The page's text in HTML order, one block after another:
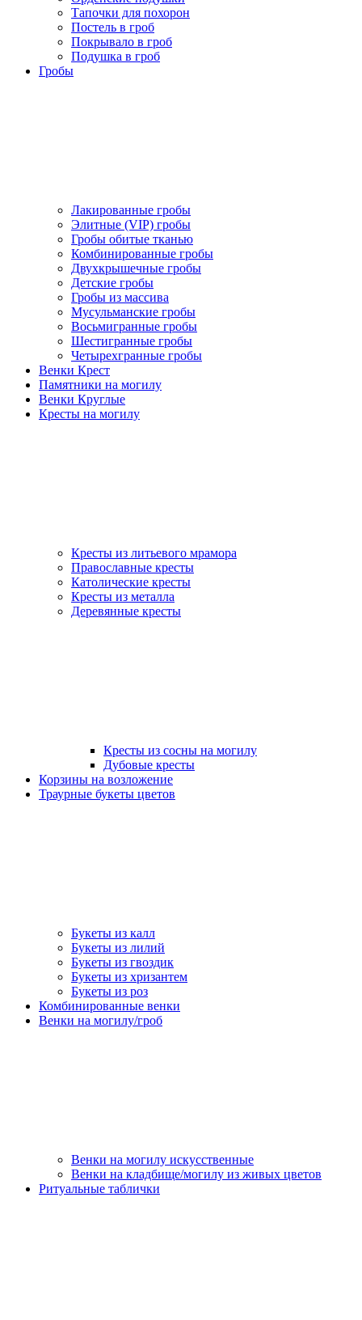
Тапочки для похорон
Постель в гроб
Покрывало в гроб
Подушка в гроб
Гробы
Лакированные гробы
Элитные (VIP) гробы
Гробы обитые тканью
Комбинированные гробы
Двухкрышечные гробы
Детские гробы
Гробы из массива
Мусульманские гробы
Восьмигранные гробы
Шестигранные гробы
Четырехгранные гробы
Венки Крест
Памятники на могилу
Венки Круглые
Кресты на могилу
Кресты из литьевого мрамора
Православные кресты
Католические кресты
Кресты из металла
Деревянные кресты
Кресты из сосны на могилу
Дубовые кресты
Корзины на возложение
Траурные букеты цветов
Букеты из калл
Букеты из лилий
Букеты из гвоздик
Букеты из хризантем
Букеты из роз
Комбинированные венки
Венки на могилу/гроб
Венки на могилу искусственные
Венки на кладбище/могилу из живых цветов
Ритуальные таблички